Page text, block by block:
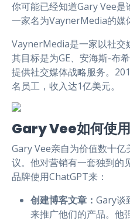
你可能已经知道Gary Vee
一家名为VaynerMedia的媒
VaynerMedia是一家以社交
其目标是为GE、安海斯-布
提供社交媒体战略服务。
名员工，收入达1亿美元。
Gary Vee如何使
Gary Vee亲自为价值数十
议。他对营销有一套独到的
品牌使用ChatGPT来：
创建博客文章： Gary谈
来推广他们的产品。他